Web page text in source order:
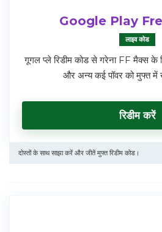
Google Play
लाइव कोड
गूगल प्ले रिडीम कोड से गरेना FF मैक्स के
और अन्य कई पॉवर को मुफ्त
रिडीम करें
दोस्तों के साथ साझा करें और जीतें मुफ्त रिडीम कोड।